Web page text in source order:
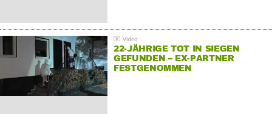
22-JÄHRIGE TOT IN SIEGEN
GEFUNDEN – EX-PARTNER
FESTGENOMMEN